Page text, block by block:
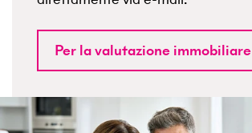
Per la valutazione immobiliare